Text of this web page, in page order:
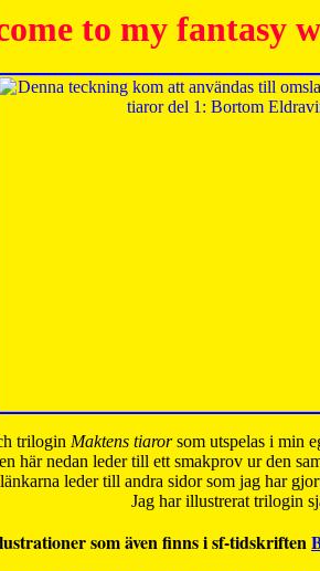
to my fantasy
trilogin Maktens tiarorsom utspelas i min
här nedan leder till ett smakprov ur den
leder till andra sidor som jag har
Jag har illustrerat trilogin
som även finns i sf-tidskriften